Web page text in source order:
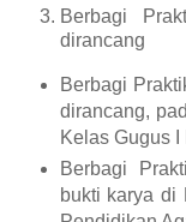
Berbagi
dirancang
Berbagi
dirancang,
Kelas Gugus
Berbagi
bukti karya di